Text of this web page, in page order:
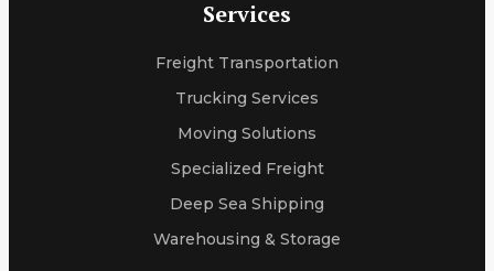
Services
Freight Transportation
Trucking Services
Moving Solutions
Specialized Freight
Deep Sea Shipping
Warehousing & Storage